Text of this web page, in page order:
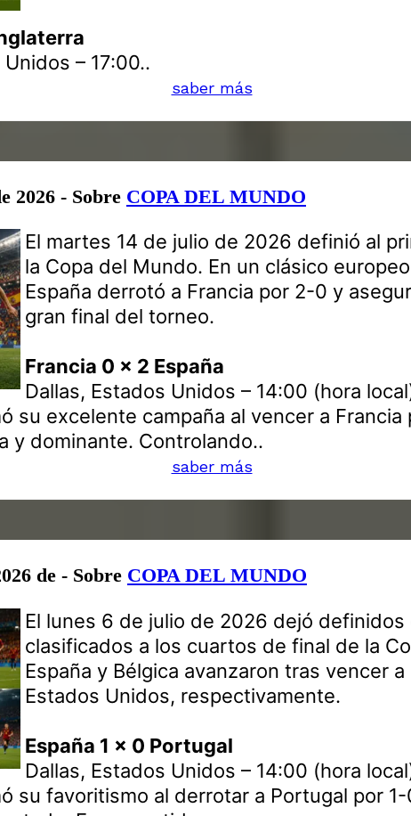
– 17:00..
saber más
2026 - Sobre COPA DEL MUNDO
El martes 14 de julio de 2026 definió al
la Copa del Mundo. En un clásico
España derrotó a Francia por 2-0 y
gran final del torneo.
Francia 0 x 2 España
Dallas, Estados Unidos – 14:00 (hora
su excelente campaña al vencer a
y dominante. Controlando..
saber más
de - Sobre COPA DEL MUNDO
El lunes 6 de julio de 2026 dejó
clasificados a los cuartos de final de la
España y Bélgica avanzaron tras vencer
Estados Unidos, respectivamente.
España 1 x 0 Portugal
Dallas, Estados Unidos – 14:00 (hora
su favoritismo al derrotar a Portugal por